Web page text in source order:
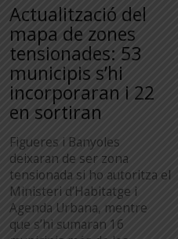
Actualització del
mapa de zones
tensionades: 53
municipis s’hi
incorporaran i 22
en sortiran
Figueres i Banyoles
deixaran de ser zona
tensionada si ho autoritza el
Ministeri d’Habitatge i
Agenda Urbana, mentre
que s’hi sumaran 16